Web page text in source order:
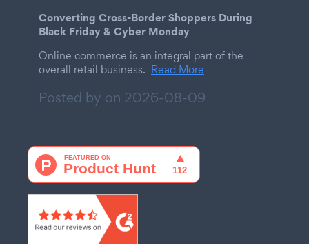
Converting Cross-Border Shoppers During
Black Friday & Cyber Monday
Online commerce is an integral part of the
overall retail business. Read More
Posted by on 2026-08-09